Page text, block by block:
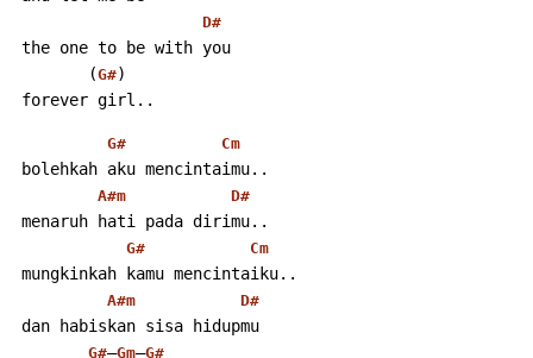
D#
the one to be with you
        (
G#)
forever girl..
G# Cm
bolehkah aku mencintaimu..
A#m D#
menaruh hati pada dirimu..
G# Cm
mungkinkah kamu mencintaiku..
A#m D#
dan habiskan sisa hidupmu
G#–Gm–G#